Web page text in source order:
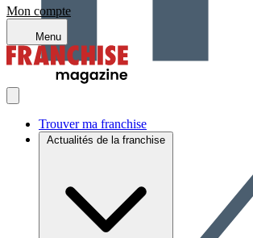
Mon compte
Menu
Trouver ma franchise
Actualités de la franchise